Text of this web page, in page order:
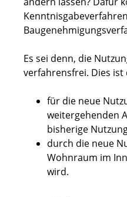
Es sei denn, die
verfahrensfrei. Dies ist
für die neue
weitergehenden
bisherige
durch die neue
Wohnraum im
wird.